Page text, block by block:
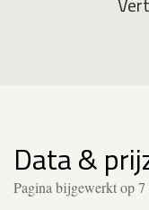
Data &
Pagina bijgewerkt op 7